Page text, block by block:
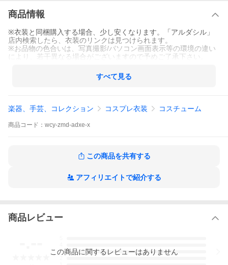
商品情報
※衣装と同梱購入する場合、少し安くなります。「アルダシル」
店内検索したら、衣装のリンクは見つけられます。
※お品物の色合いは、写真撮影/パソコン画面表示等の環境の違い
により、若干異なる場合がございますので予めご了承下さい。
すべて見る
楽器、手芸、コレクション コスプレ衣装 コスチューム
商品 コード： wcy-zmd-adxe-x
この商品を共有する
アフィリエイトで紹介する
商品レビュー
3
この商品に関するレビューはありません